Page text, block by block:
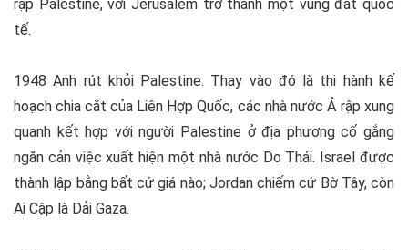
rập Palestine, với Jerusalem trở thành một vùng đất quốc
tế.
1948 Anh rút khỏi Palestine. Thay vào đó là thi hành kế
hoạch chia cắt của Liên Hợp Quốc, các nhà nước Ả rập xung
quanh kết hợp với người Palestine ở địa phương cố gắng
ngăn cản việc xuất hiện một nhà nước Do Thái. Israel được
thành lập bằng bất cứ giá nào; Jordan chiếm cứ Bờ Tây, còn
Ai Cập là Dải Gaza.